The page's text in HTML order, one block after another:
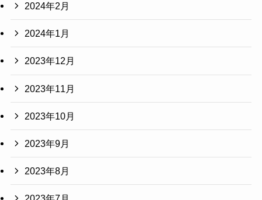
2024年2月
2024年1月
2023年12月
2023年11月
2023年10月
2023年9月
2023年8月